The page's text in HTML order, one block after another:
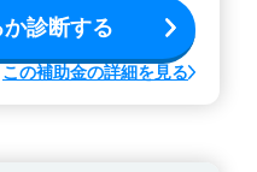
診断する
この補助金の詳細を見る